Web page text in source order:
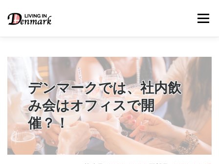
メニュー
LIFE TIPS – 生活便利帳 FOOD – ごはん事情
STUDY– 留学関連情報
WORK– デンマークの働き方
デンマークでは、社内飲
み会はオフィスで開
催？！